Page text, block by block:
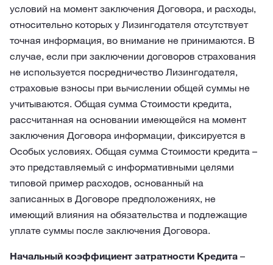
условий на момент заключения Договора, и расходы,
относительно которых у Лизингодателя отсутствует
точная информация, во внимание не принимаются. В
случае, если при заключении договоров страхования
не используется посредничество Лизингодателя,
страховые взносы при вычислении общей суммы не
учитываются. Общая сумма Стоимости кредита,
рассчитанная на основании имеющейся на момент
заключения Договора информации, фиксируется в
Особых условиях. Общая сумма Стоимости кредита –
это представляемый с информативными целями
типовой пример расходов, основанный на
записанных в Договоре предположениях, не
имеющий влияния на обязательства и подлежащие
уплате суммы после заключения Договора.
Начальный коэффициент затратности Кредита –